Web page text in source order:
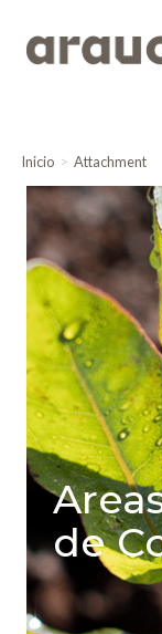
Inicio Attachment
de